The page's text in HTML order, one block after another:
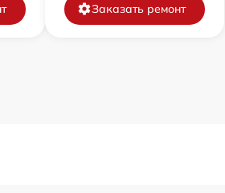
от 60 мин Заказать ремонт